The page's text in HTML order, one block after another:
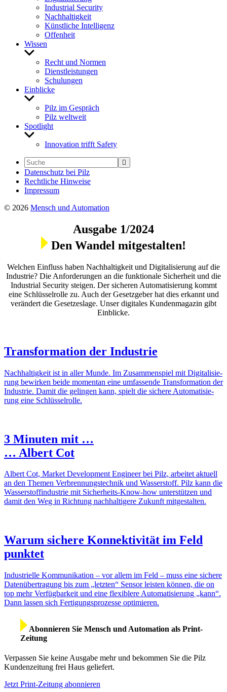
Indus­trial Security
Nach­hal­tig­keit
Künst­liche Intel­li­genz
Offen­heit
Wissen
Untermenü
anzeigenRecht und Normen
Dienst­leis­tungen
Schu­lungen
Einblicke
Untermenü
anzeigenPilz im Gespräch
Pilz welt­weit
Spot­light
Untermenü
anzeigenInno­va­tion trifft Safety
Daten­schutz bei Pilz
Recht­liche Hinweise
Impressum
© 2026 Mensch und Automation
Ausgabe 1/2024
Den Wandel mitge­stalten!
Welchen Einfluss haben Nach­hal­tig­keit und Digi­ta­li­sie­rung auf die
Indus­trie? Die Anfor­de­rungen an die funk­tio­nale Sicher­heit und die
Indus­trial Security steigen. Der sicheren Auto­ma­ti­sie­rung kommt
eine Schlüs­sel­rolle zu. Auch der Gesetz­geber hat dies erkannt und
verän­dert die Geset­zes­lage. Unser digi­tales Kunden­ma­gazin gibt
Einblicke.
Trans­for­ma­tion der Indus­trie
Nach­hal­tig­keit ist in aller Munde. Im Zusam­men­spiel mit Digi­ta­li­sie­
rung bewirken beide momentan eine umfas­sende Trans­for­ma­tion der
Indus­trie. Damit die gelingen kann, spielt die sichere Auto­ma­ti­sie­
rung eine Schlüs­sel­rolle.
3 Minuten mit …
… Albert Cot
Albert Cot, Market Deve­lo­p­ment Engi­neer bei Pilz, arbeitet aktuell
an den Themen Verbren­nungs­technik und Wasser­stoff. Pilz kann die
Wasser­stoff­in­dus­trie mit Sicher­heits-Know-how unter­stützen und
damit den Weg in Rich­tung nach­hal­ti­gere Zukunft mitge­stalten.
Warum sichere Konnek­ti­vität im Feld
punktet
Indus­tri­elle Kommu­ni­ka­tion – vor allem im Feld – muss eine sichere
Daten­über­tra­gung bis zum „letzten“ Sensor leisten können, die on
top mehr Verfüg­bar­keit und eine flexi­blere Auto­ma­ti­sie­rung „kann“.
Dann lassen sich Ferti­gungs­pro­zesse opti­mieren.
Abon­nieren Sie Mensch und Auto­ma­tion als Print-
Zeitung
Verpassen Sie keine Ausgabe mehr und bekommen Sie die Pilz
Kunden­zei­tung frei Haus gelie­fert.
Jetzt Print-Zeitung abon­nieren